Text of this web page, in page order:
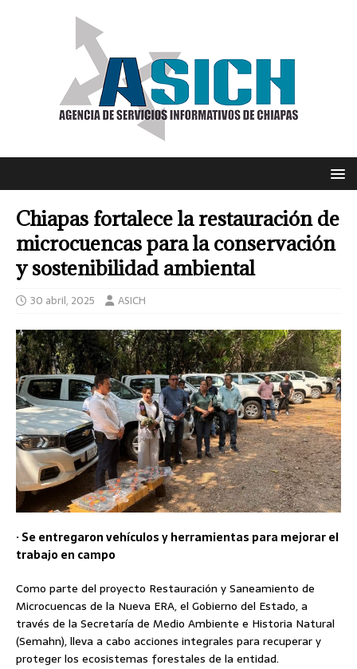
Chiapas fortalece la restauración de
microcuencas para la conservación
y sostenibilidad ambiental
30 abril, 2025 ASICH
· Se entregaron vehículos y herramientas para mejorar el
trabajo en campo
Como parte del proyecto Restauración y Saneamiento de
Microcuencas de la Nueva ERA, el Gobierno del Estado, a
través de la Secretaría de Medio Ambiente e Historia Natural
(Semahn), lleva a cabo acciones integrales para recuperar y
proteger los ecosistemas forestales de la entidad.